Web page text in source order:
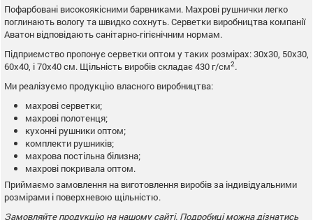
Пофарбовані високоякісними барвниками. Махрові рушнички легко
поглинають вологу та швидко сохнуть. Серветки виробництва компанії
Аватон відповідають санітарно-гігієнічним нормам.
Підприємство пропонує серветки оптом у таких розмірах: 30х30, 50х30,
60х40, і 70х40 см. Щільність виробів складає 430 г/см2.
Ми реалізуємо продукцію власного виробництва:
махрові серветки;
махрові полотенця;
кухонні рушники оптом;
комплекти рушників;
махрова постільна білизна;
махрові покривала оптом.
Приймаємо замовлення на виготовлення виробів за індивідуальними
розмірами і поверхневою щільністю.
Замовляйте продукцію на нашому сайті. Подробиці можна дізнатись